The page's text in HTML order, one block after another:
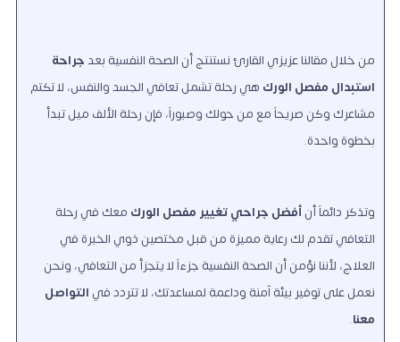
من خلال مقالنا عزيزي القارئ نستنتج أن الصحة النفسية بعد جراحة
استبدال مفصل الورك هي رحلة تشمل تعافي الجسد والنفس، لا تكتم
مشاعرك وكن صريحاً مع من حولك وصبوراً، فإن رحلة الألف ميل تبدأ
بخطوة واحدة.
وتذكر دائماً أنأفضل جراحي تغيير مفصل الورك معك في رحلة
التعافي تقدم لك رعاية مميزة من قبل مختصين ذوي الخبرة في
العلاج، لأننا نؤمن أن الصحة النفسية جزءاً لا يتجزأ من التعافي، ونحن
نعمل على توفير بيئة آمنة وداعمة لمساعدتك، لا تتردد في التواصل
معنا.